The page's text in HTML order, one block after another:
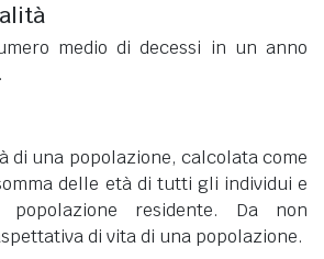
medio di decessi in un anno
di una popolazione, calcolata come
delle età di tutti gli individui e
residente. Da non
di vita di una popolazione.